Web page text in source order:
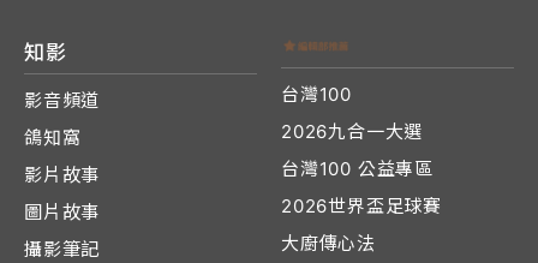
知影
影音頻道
鴿知窩
影片故事
圖片故事
攝影筆記
台灣100
2026九合一大選
台灣100 公益專區
2026世界盃足球賽
大廚傳心法